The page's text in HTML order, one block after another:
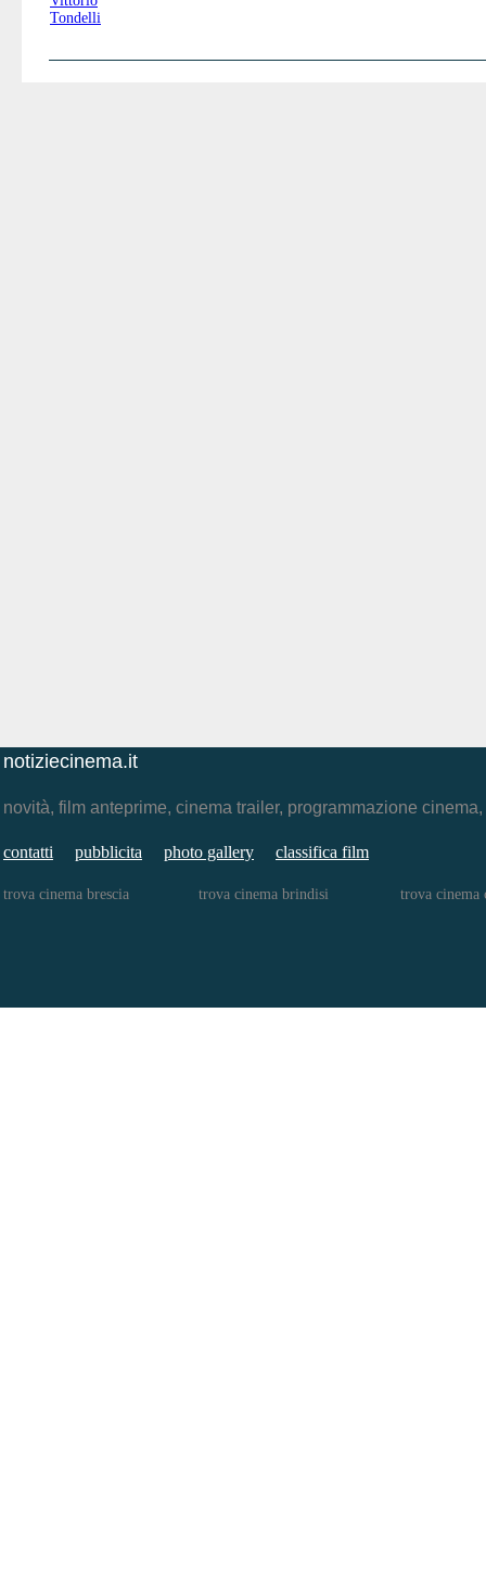
notiziecinema.it
novità, film anteprime, cinema trailer, programmazione
contatti pubblicita photo gallery classifica film
trova cinema brescia trova cinema brindisi trova cinema